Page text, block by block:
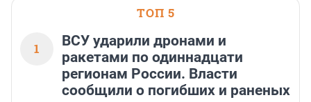
ТОП 5
1
ВСУ ударили дронами и
ракетами по одиннадцати
регионам России. Власти
сообщили о погибших и раненых